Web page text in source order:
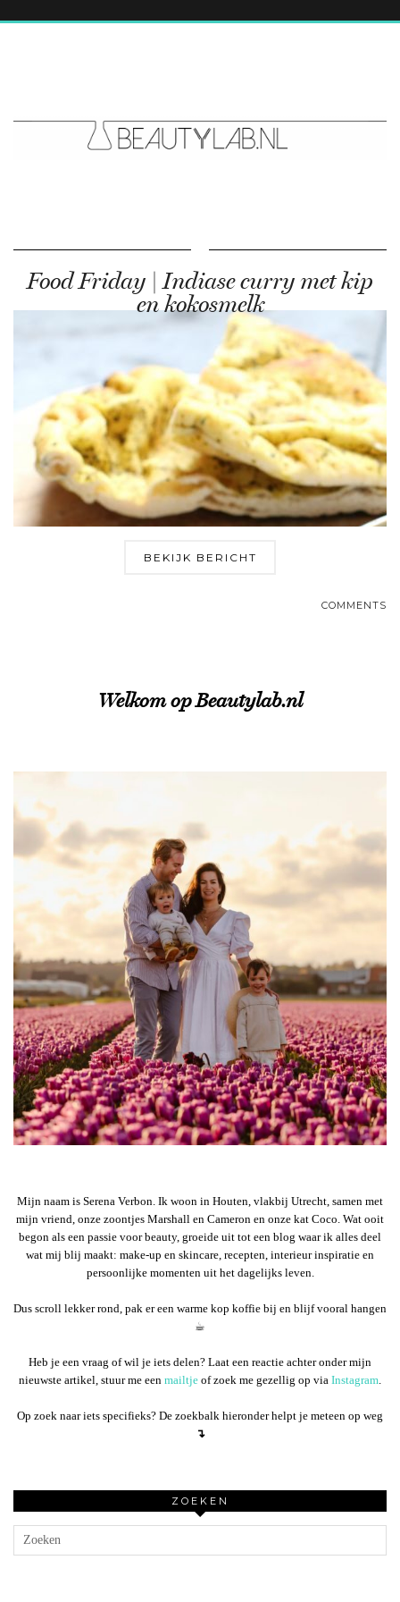
Food Friday | Indiase curry met kip
en kokosmelk
BEKIJK BERICHT
COMMENTS
Welkom op Beautylab.nl
Mijn naam is Serena Verbon. Ik woon in Houten, vlakbij Utrecht, samen met
mijn vriend, onze zoontjes Marshall en Cameron en onze kat Coco. Wat ooit
begon als een passie voor beauty, groeide uit tot een blog waar ik alles deel
wat mij blij maakt: make-up en skincare, recepten, interieur inspiratie en
persoonlijke momenten uit het dagelijks leven.
Dus scroll lekker rond, pak er een warme kop koffie bij en blijf vooral hangen
☕︎
Heb je een vraag of wil je iets delen? Laat een reactie achter onder mijn
nieuwste artikel, stuur me een mailtje of zoek me gezellig op via Instagram
Op zoek naar iets specifieks? De zoekbalk hieronder helpt je meteen op weg
↴
ZOEKEN